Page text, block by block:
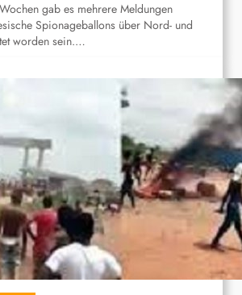
gab es mehrere Meldungen
Spionageballons über Nord- und
worden sein.…